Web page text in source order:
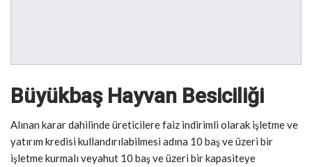
Büyükbaş Hayvan Besiciliği
Alınan karar dahilinde üreticilere faiz indirimli olarak işletme ve
yatırım kredisi kullandırılabilmesi adına 10 baş ve üzeri bir
işletme kurmalı veyahut 10 baş ve üzeri bir kapasiteye